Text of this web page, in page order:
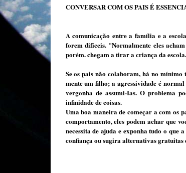
CONVERSAR COM OS PAIS É
A comunicação entre a família e a
forem difíceis. "Normalmente eles
porém. chegam a tirar a criança da escola.
Se os pais não colaboram, há no
mente um filho; a agressividade é
vergo­nha de assumi-Ias. O problema
infinidade de coisas.
Uma boa maneira de começar a com os
comportamento, eles po­dem achar que
necessita de ajuda e exponha tudo o
confiança ou sugira alternativas gra­tuitas